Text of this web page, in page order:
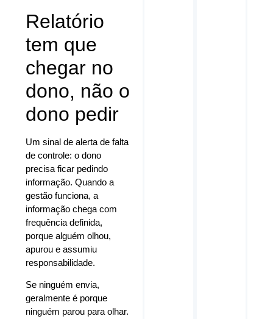
Relatório
tem que
chegar no
dono, não o
dono pedir
Um sinal de alerta de falta
de controle: o dono
precisa ficar pedindo
informação. Quando a
gestão funciona, a
informação chega com
frequência definida,
porque alguém olhou,
apurou e assumiu
responsabilidade.
Se ninguém envia,
geralmente é porque
ninguém parou para olhar.